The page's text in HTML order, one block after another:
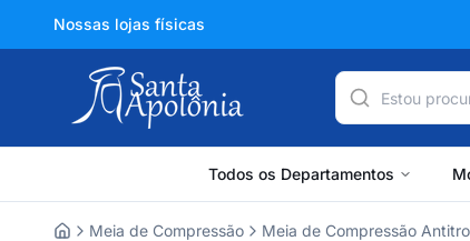
Nossas lojas físicas
Todos os Departamentos
Meia de Compressão Meia de Compressão